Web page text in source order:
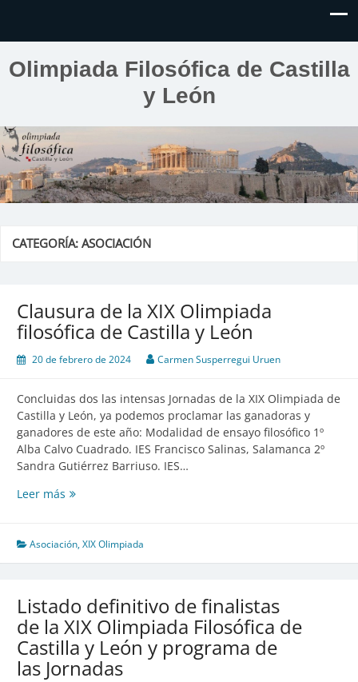
Olimpiada Filosófica de Castilla
y León
CATEGORÍA:ASOCIACIÓN
Clausura de la XIX Olimpiada
filosófica de Castilla y León
20 de febrero de 2024 Carmen Susperregui Uruen
Concluidas dos las intensas Jornadas de la XIX Olimpiada de
Castilla y León, ya podemos proclamar las ganadoras y
ganadores de este año: Modalidad de ensayo filosófico 1º
Alba Calvo Cuadrado. IES Francisco Salinas, Salamanca 2º
Sandra Gutiérrez Barriuso. IES…
Leer más Clausura
XIX
Olimpiada
Castilla
y
León
Asociación,XIX Olimpiada
Listado definitivo de finalistas
de la XIX Olimpiada Filosófica de
Castilla y León y programa de
las Jornadas